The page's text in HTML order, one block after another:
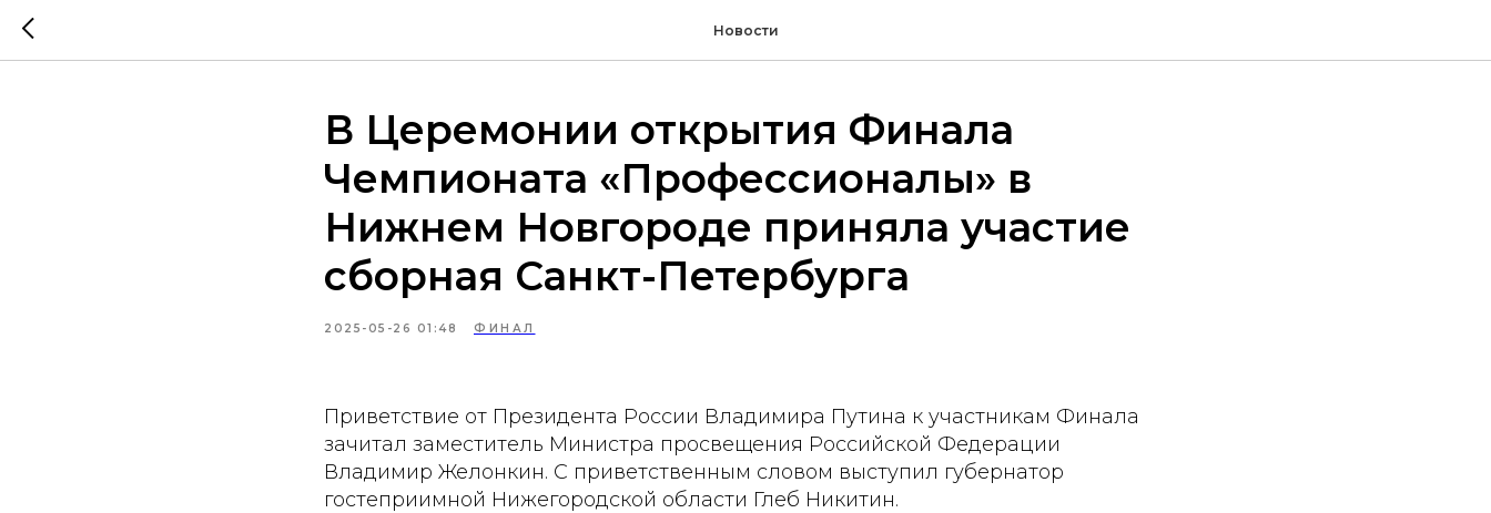
Новости
В Церемонии открытия Финала
Чемпионата «Профессионалы» в
Нижнем Новгороде приняла участие
сборная Санкт-Петербурга
2025-05-26 01:48 ФИНАЛ
Приветствие от Президента России Владимира Путина к участникам Финала
зачитал заместитель Министра просвещения Российской Федерации
Владимир Желонкин. С приветственным словом выступил губернатор
гостеприимной Нижегородской области Глеб Никитин.